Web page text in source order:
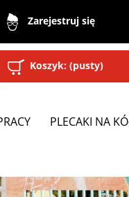
Zarejestruj się
Koszyk: (pusty)
PLECAKI NA